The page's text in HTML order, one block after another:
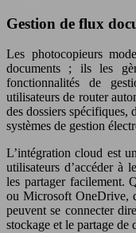
Gestion de flux
Les photocopieurs
documents ; ils les
fonctionnalités de
utilisateurs de router
des dossiers spécifiques,
systèmes de gestion
L’intégration cloud est
utilisateurs d’accéder à
les partager facilement.
ou Microsoft OneDrive,
peuvent se connecter
stockage et le partage de